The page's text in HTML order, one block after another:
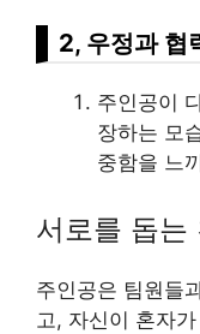
2, 우정과 협
주인공이
장하는 모
중함을 느
서로를 돕는
주인공은 팀원들
고, 자신이 혼자